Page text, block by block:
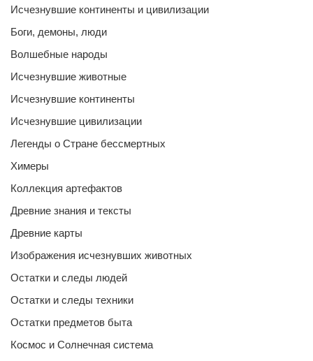
Исчезнувшие континенты и цивилизации
Боги, демоны, люди
Волшебные народы
Исчезнувшие животные
Исчезнувшие континенты
Исчезнувшие цивилизации
Легенды о Стране бессмертных
Химеры
Коллекция артефактов
Древние знания и тексты
Древние карты
Изображения исчезнувших животных
Остатки и следы людей
Остатки и следы техники
Остатки предметов быта
Космос и Солнечная система